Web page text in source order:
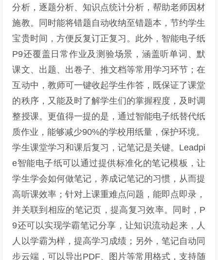
分析，逐题分析、知识点统计分析，帮助老师因材
施教。同时能将错题自动收纳至错题本，节约学生
宝贵时间，方便反复订正复习。此外，智能电子纸
P9还覆盖日常作业及测验场景，涵盖听单词、默
课文、出题、出卷子、推文档等常用学习环节；在
互动中，教师可一键收起学生作答，既保证了课堂
的秩序，又能及时了解学生们的掌握程度，及时调
整授课。更值得一提的是，通过智能电子纸替代纸
质作业，能够减少90%的学校用纸量，保护环境。
学生课堂学习和课后复习，记笔记是关键。Leadpi
e智能电子纸可以通过提供标准化的笔记模板，让
学生学会如何做笔记，养成记笔记的习惯，从而提
高听课效率；针对上课重难点问题，能即点即录，
并关联到相应的笔记页，提高复习效率。同时，P
9还可以实现学霸笔记分享，让知识流动起来，人
人以学霸为样，提高学习成绩；另外，笔记自动同
步云端，可以导出PDF、图片等常用格式，支持随